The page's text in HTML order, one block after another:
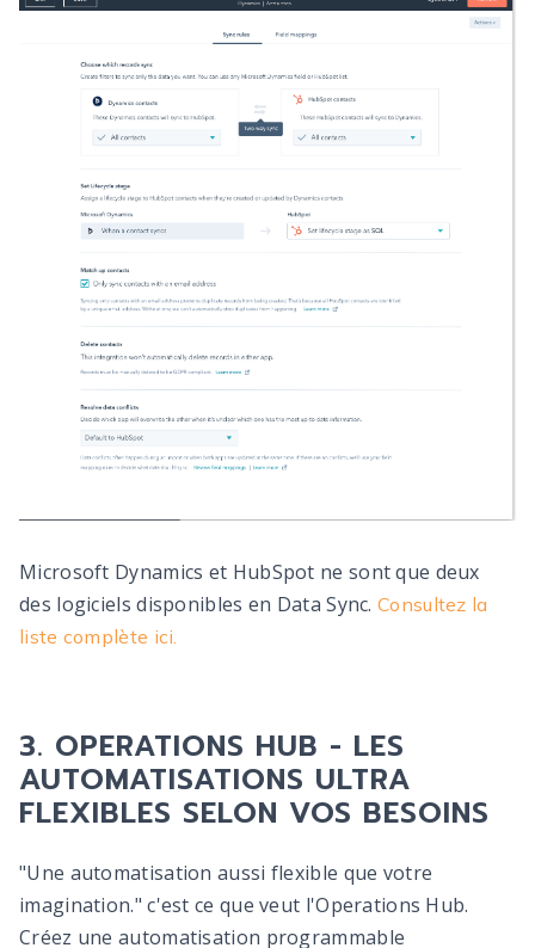
Microsoft Dynamics et HubSpot ne sont que deux
des logiciels disponibles en Data Sync. Consultez la
liste complète ici.
3. OPERATIONS HUB - LES
AUTOMATISATIONS ULTRA
FLEXIBLES SELON VOS BESOINS
"Une automatisation aussi flexible que votre
imagination." c'est ce que veut l'Operations Hub.
Créez une automatisation programmable